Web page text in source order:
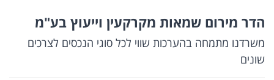
הדר מירום שמאות מקרקעין וייעוץ בע"מ
משרדנו מתמחה בהערכות שווי לכל סוגי הנכסים לצרכים
שונים